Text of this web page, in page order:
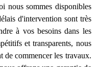
nous sommes disponibles
d'intervention sont très
à vos besoins dans les
et transparents, nous
de commencer les travaux.